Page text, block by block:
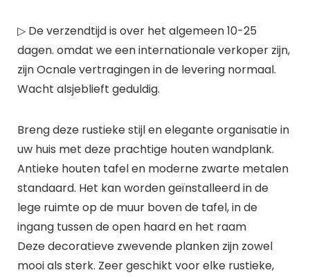
▷ De verzendtijd is over het algemeen 10-25
dagen. omdat we een internationale verkoper zijn,
zijn Ocnale vertragingen in de levering normaal.
Wacht alsjeblieft geduldig.
Breng deze rustieke stijl en elegante organisatie in
uw huis met deze prachtige houten wandplank.
Antieke houten tafel en moderne zwarte metalen
standaard. Het kan worden geïnstalleerd in de
lege ruimte op de muur boven de tafel, in de
ingang tussen de open haard en het raam
Deze decoratieve zwevende planken zijn zowel
mooi als sterk. Zeer geschikt voor elke rustieke,